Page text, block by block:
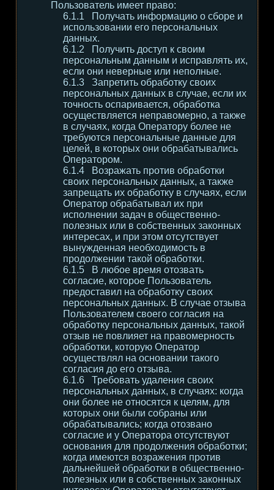
Пользователь имеет право:
Получать информацию о сборе и
использовании его персональных
данных.
Получить доступ к своим
персональным данным и исправлять их,
если они неверные или неполные.
Запретить обработку своих
персональных данных в случае, если их
точность оспаривается, обработка
осуществляется неправомерно, а также
в случаях, когда Оператору более не
требуются персональные данные для
целей, в которых они обрабатывались
Оператором.
Возражать против обработки
своих персональных данных, а также
запрещать их обработку в случаях, если
Оператор обрабатывал их при
исполнении задач в общественно-
полезных или в собственных законных
интересах, и при этом отсутствует
вынужденная необходимость в
продолжении такой обработки.
В любое время отозвать
согласие, которое Пользователь
предоставил на обработку своих
персональных данных. В случае отзыва
Пользователем своего согласия на
обработку персональных данных, такой
отзыв не повлияет на правомерность
обработки, которую Оператор
осуществлял на основании такого
согласия до его отзыва.
Требовать удаления своих
персональных данных, в случаях: когда
они более не относятся к целям, для
которых они были собраны или
обрабатывались; когда отозвано
согласие и у Оператора отсутствуют
основания для продолжения обработки;
когда имеются возражения против
дальнейшей обработки в общественно-
полезных или в собственных законных